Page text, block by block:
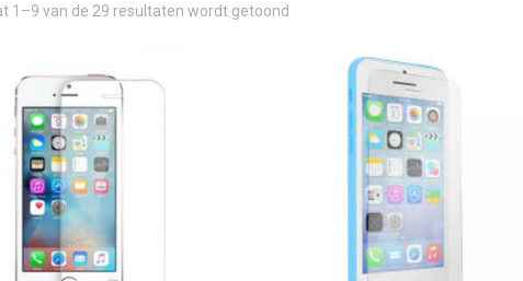
1–9 van de 29 resultaten wordt getoond